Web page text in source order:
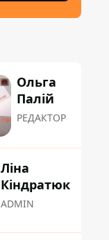
Ольга
Палій
РЕДАКТОР
Ліна
Кіндратюк
ADMIN